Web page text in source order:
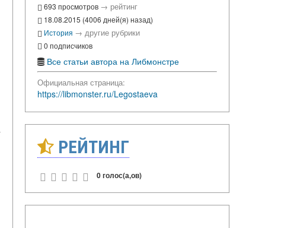
693 просмотров → рейтинг
18.08.2015 (4006 дней(я) назад)
История → другие рубрики
0 подписчиков
Все статьи автора на Либмонстре
Официальная страница:
https://libmonster.ru/Legostaeva
РЕЙТИНГ
0 голос(а,ов)